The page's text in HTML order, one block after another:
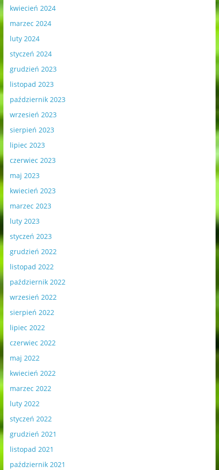
kwiecień 2024
marzec 2024
luty 2024
styczeń 2024
grudzień 2023
listopad 2023
październik 2023
wrzesień 2023
sierpień 2023
lipiec 2023
czerwiec 2023
maj 2023
kwiecień 2023
marzec 2023
luty 2023
styczeń 2023
grudzień 2022
listopad 2022
październik 2022
wrzesień 2022
sierpień 2022
lipiec 2022
czerwiec 2022
maj 2022
kwiecień 2022
marzec 2022
luty 2022
styczeń 2022
grudzień 2021
listopad 2021
październik 2021